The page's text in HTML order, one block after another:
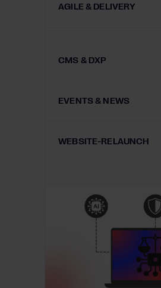
AGILE & DELIVERY
CMS & DXP
EVENTS & NEWS
WEBSITE-RELAUNCH